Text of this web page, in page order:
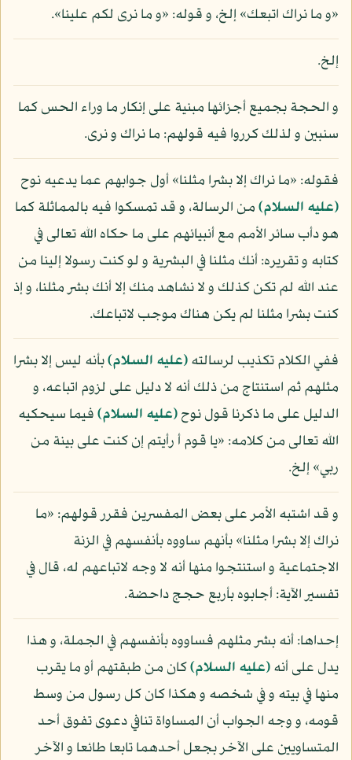
«و ما نراك اتبعك» إلخ، و قوله: «و ما نرى لكم علينا».
إلخ.
و الحجة بجميع أجزائها مبنية على إنكار ما وراء الحس كما
سنبين و لذلك كرروا فيه قولهم: ما نراك و نرى.
فقوله: «ما نراك إلا بشرا مثلنا» أول جوابهم عما يدعيه نوح
(عليه السلام)من الرسالة، و قد تمسكوا فيه بالمماثلة كما
هو دأب سائر الأمم مع أنبيائهم على ما حكاه الله تعالى في
كتابه و تقريره: أنك مثلنا في البشرية و لو كنت رسولا إلينا من
عند الله لم تكن كذلك و لا نشاهد منك إلا أنك بشر مثلنا، و إذ
كنت بشرا مثلنا لم يكن هناك موجب لاتباعك.
ففي الكلام تكذيب لرسالته(عليه السلام)بأنه ليس إلا بشرا
مثلهم ثم استنتاج من ذلك أنه لا دليل على لزوم اتباعه، و
الدليل على ما ذكرنا قول نوح(عليه السلام)فيما سيحكيه
الله تعالى من كلامه: «يا قوم أ رأيتم إن كنت على بينة من
ربي» إلخ.
و قد اشتبه الأمر على بعض المفسرين فقرر قولهم: «ما
نراك إلا بشرا مثلنا» بأنهم ساووه بأنفسهم في الزنة
الاجتماعية و استنتجوا منها أنه لا وجه لاتباعهم له، قال في
تفسير الآية: أجابوه بأربع حجج داحضة.
إحداها: أنه بشر مثلهم فساووه بأنفسهم في الجملة، و هذا
يدل على أنه(عليه السلام)كان من طبقتهم أو ما يقرب
منها في بيته و في شخصه و هكذا كان كل رسول من وسط
قومه، و وجه الجواب أن المساواة تنافي دعوى تفوق أحد
المتساويين على الآخر بجعل أحدهما تابعا طائعا و الآخر